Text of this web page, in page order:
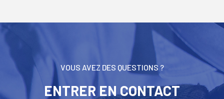
VOUS AVEZ DES QUESTIONS ?
ENTRER EN CONTACT